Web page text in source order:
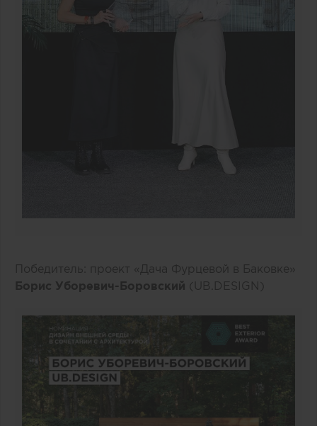
Победитель: проект «Дача Фурцевой в Баковке»
Борис Уборевич-Боровский (UB.DESIGN)